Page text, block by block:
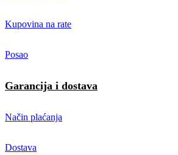
Kupovina na rate
Posao
Garancija i dostava
Način plaćanja
Dostava